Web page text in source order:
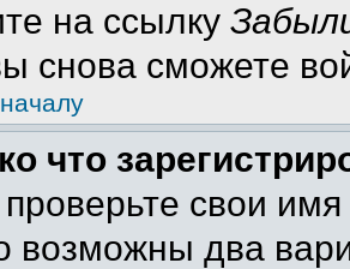
на ссылку
снова сможете
что
свои
возможны два